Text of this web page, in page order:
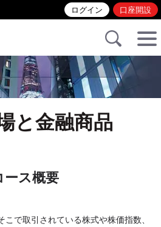
ログイン 口座開設
と金融商品
ース概要
で取引されている株式や株価指数、